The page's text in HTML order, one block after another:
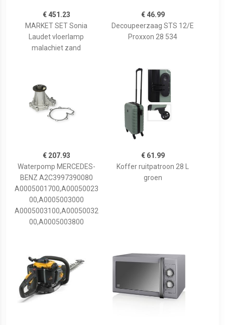
€ 451.23
MARKET SET Sonia
Laudet vloerlamp
malachiet zand
€ 46.99
Decoupeerzaag STS 12/E
Proxxon 28 534
€ 207.93
Waterpomp MERCEDES-
BENZ A2C3997390080
A0005001700,A00050023
00,A0005003000
A0005003100,A00050032
00,A0005003800
€ 61.99
Koffer ruitpatroon 28 L
groen